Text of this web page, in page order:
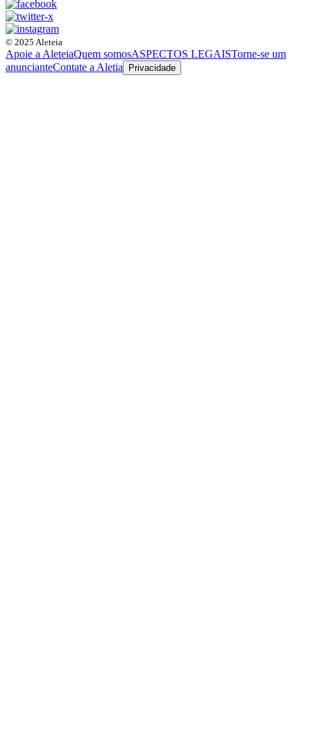
© 2025 Aleteia
Apoie a AleteiaQuem somosASPECTOS LEGAISTorne-se um
anuncianteContate a Aletia Privacidade